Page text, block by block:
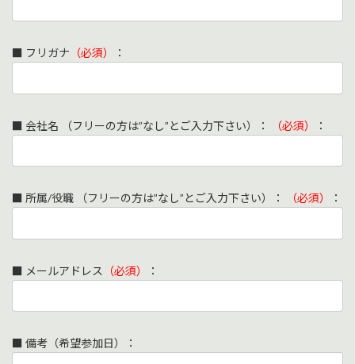
■ フリガナ （必須） ：
■ 会社名 （フリーの方は”なし”とご入力下さい）： （必須） ：
■ 所属/役職 （フリーの方は”なし”とご入力下さい）： （必須） ：
■ メールアドレス （必須） ：
■ 備考（希望参加日）：